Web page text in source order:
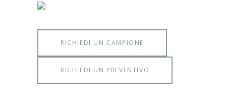
RICHIEDI UN CAMPIONE
RICHIEDI UN PREVENTIVO